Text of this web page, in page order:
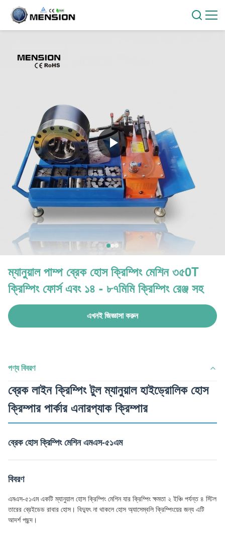
ম্যানুয়াল পাম্প ব্রেক হোস ক্রিম্পিং মেশিন ৩৫0T
ক্রিম্পিং ফোর্স এবং ১৪ - ৮৭মিমি ক্রিম্পিং রেঞ্জ সহ
এখনই জিজ্ঞাসা করুন
পণ্য বিবরণ
ব্রেক লাইন ক্রিম্পিং টুল ম্যানুয়াল হাইড্রোলিক হোস
ক্রিম্পার পার্কার এনারপ্যাক ক্রিম্পার
ব্রেক হোস ক্রিম্পিং মেশিন এমএস-৫১এম
বিবরণ
এমএস-৫১এম একটি ম্যানুয়াল হোস ক্রিম্পিং মেশিন যার ক্রিম্পিং ক্ষমতা ২ ইঞ্চি পর্যন্ত ৪ স্টিল
তারের ব্রেইডেড রাবার হোস। বিদ্যুৎ না থাকলে হোস অ্যাসেম্বলি ক্রিম্পিংয়ের জন্য এটি
আদর্শ পছন্দ।